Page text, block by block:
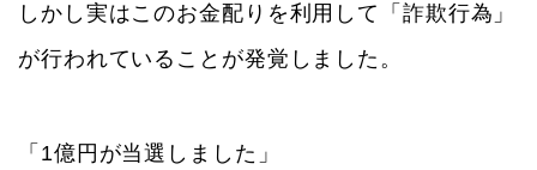
しかし実はこのお金配りを利用して「詐欺行為」
が行われていることが発覚しました。
「1億円が当選しました」